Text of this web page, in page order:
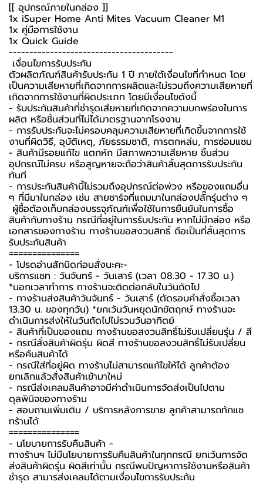
[[ อุปกรณ์ภายในกล่อง ]]
1x iSuper Home Anti Mites Vacuum Cleaner M1
1x คู่มือการใช้งาน
1x Quick Guide
----------------------------------------
️ เงื่อนไขการรับประกัน ️
ตัวผลิตภัณฑ์สินค้ารับประกัน 1 ปี ภายใต้เงื่อนไขที่กำหนด โดย
เป็นความเสียหายที่เกิดจากการผลิตและไม่รวมถึงความเสียหายที่
เกิดจากการใช้งานที่ผิดประเภท โดยมีเงื่อนไขดังนี้
- รับประกันสินค้าที่ชำรุดเสียหายที่เกิดจากความบกพร่องในการ
ผลิต หรือชิ้นส่วนที่ไม่ได้มาตรฐานจากโรงงาน
- การรับประกันจะไม่ครอบคลุมความเสียหายที่เกิดขึ้นจากการใช้
งานที่ผิดวิธี, อุบัติเหตุ, ภัยธรรมชาติ, การตกหล่น, การซ่อมแซม
- สินค้ามีรอยแก้ไข แตกหัก มีสภาพความเสียหาย ชิ้นส่วน
อุปกรณ์ไม่ครบ หรือสูญหายจะถือว่าสินค้าสิ้นสุดการรับประกัน
ทันที
- การประกันสินค้านี้ไม่รวมถึงอุปกรณ์ต่อพ่วง หรือของแถมอื่น
ๆ ที่มีมาในกล่อง เช่น สายชาร์จที่แถมมาในกล่องปลั๊กรุ่นต่าง ๆ
️ ผู้ซื้อต้องเก็บกล่องบรรจุภัณฑ์เพื่อใช้ในการยืนยันในการซื้อ
สินค้ากับทางร้าน กรณีที่อยู่ในการรับประกัน หากไม่มีกล่อง หรือ
เอกสารของทางร้าน ทางร้านขอสงวนสิทธิ์ ถือเป็นที่สิ้นสุดการ
รับประกันสินค้า ️
===============
-️ โปรดอ่านสักนิดก่อนสั่งนะคะ-️
บริการแชท : วันจันทร์ - วันเสาร์ (เวลา 08.30 - 17.30 น.)
*นอกเวลาทำการ ทางร้านจะติดต่อกลับในวันถัดไป
- ทางร้านส่งสินค้าวันจันทร์ - วันเสาร์ (ตัดรอบคำสั่งซื้อเวลา
13.30 น. ของทุกวัน) *ยกเว้นวันหยุดนักขัตฤกษ์ ทางร้านจะ
ดำเนินการส่งให้ในวันถัดไปไม่รวมวันอาทิตย์
- สินค้าที่เป็นของแถม ทางร้านขอสงวนสิทธิ์ไม่รับเปลี่ยนรุ่น / สี
- กรณีสั่งสินค้าผิดรุ่น ผิดสี ทางร้านขอสงวนสิทธิ์ไม่รับเปลี่ยน
หรือคืนสินค้าได้
- กรณีใส่ที่อยู่ผิด ทางร้านไม่สามารถแก้ไขให้ได้ ลูกค้าต้อง
ยกเลิกแล้วสั่งสินค้าเข้ามาใหม่
- กรณีส่งเคลมสินค้าอาจมีค่าดำเนินการจัดส่งเป็นไปตาม
ดุลพินิจของทางร้าน
- สอบถามเพิ่มเติม / บริการหลังการขาย ลูกค้าสามารถทักแช
ทร้านได้
===============
-️ นโยบายการรับคืนสินค้า -️
ทางร้านฯ ไม่มีนโยบายการรับคืนสินค้าในทุกกรณี ยกเว้นการจัด
ส่งสินค้าผิดรุ่น ผิดสีเท่านั้น กรณีพบปัญหาการใช้งานหรือสินค้า
ชำรุด สามารส่งเคลมได้ตามเงื่อนไขการรับประกัน